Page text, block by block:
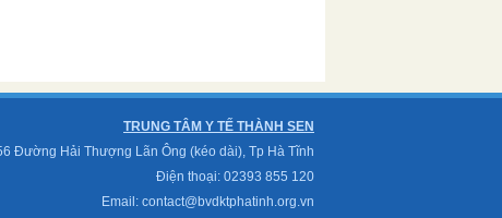
TRUNG TÂM Y TẾ THÀNH SEN
Đường Hải Thượng Lãn Ông (kéo dài), Tp Hà Tĩnh
Điện thoại: 02393 855 120
Email: contact@bvdktphatinh.org.vn